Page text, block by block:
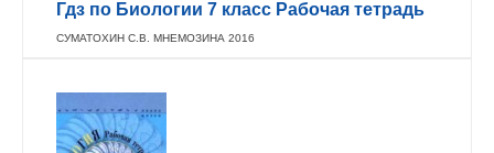
Гдз по Биологии 7 класс Рабочая тетрадь
СУМАТОХИН С.В. МНЕМОЗИНА 2016